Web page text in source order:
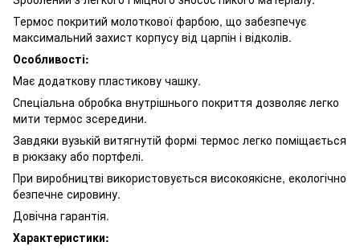
Термос покритий молоткової фарбою, що забезпечує
максимальний захист корпусу від царпін і відколів.
Особливості:
Має додаткову пластикову чашку.
Спеціальна обробка внутрішнього покриття дозволяє легко
мити термос зсередини.
Завдяки вузькій витягнутій формі термос легко поміщається
в рюкзаку або портфелі.
При виробництві використовується високоякісне, екологічно
безпечне сировину.
Довічна гарантія.
Характеристики: